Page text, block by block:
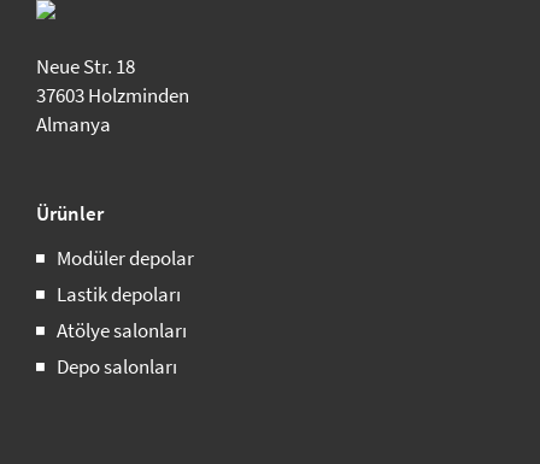
Neue Str. 18
37603 Holzminden
Almanya
Ürünler
Modüler depolar
Lastik depoları
Atölye salonları
Depo salonları